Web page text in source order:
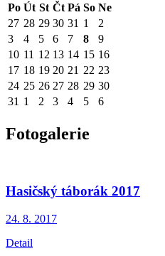
Po Út St Čt Pá So Ne
27 28 29 30 31 1
2
3
4 5 6 7 8
9
10 11 12 13 14 15 16
17 18 19 20 21 22 23
24 25 26 27 28 29 30
31 1 2 3 4 5 6
Fotogalerie
Hasičský táborák 2017
24. 8. 2017
Detail